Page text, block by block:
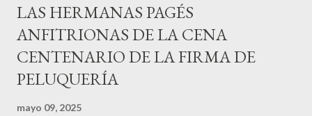
LAS HERMANAS PAGÉS
ANFITRIONAS DE LA CENA
CENTENARIO DE LA FIRMA DE
PELUQUERÍA
mayo 09, 2025